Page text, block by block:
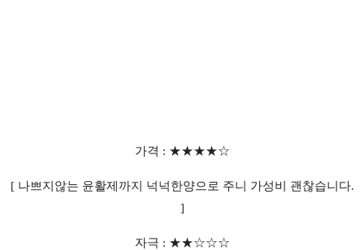
가격 : ★★★★☆
[ 나쁘지않는 윤활제까지 넉넉한양으로 주니 가성비 괜찮습니다.
]
자극 : ★★☆☆☆